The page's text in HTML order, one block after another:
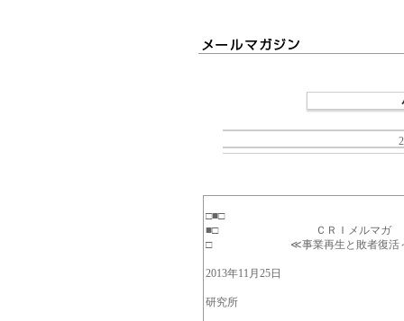
□■□
■□ ＣＲＩメルマガ 『セント
□ ≪事業再生と敗者復活～再生
2013年11月25日
研究所